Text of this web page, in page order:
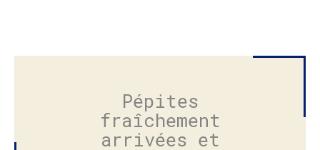
Pépites
fraîchement
arrivées et